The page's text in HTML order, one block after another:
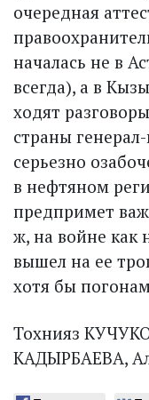
очередная
началась не в
всегда), а в
ходят
страны
серьезно
в нефтяном
предпримет
ж, на войне как
вышел на ее
хотя бы
Тохнияз
КАДЫРБАЕВА,